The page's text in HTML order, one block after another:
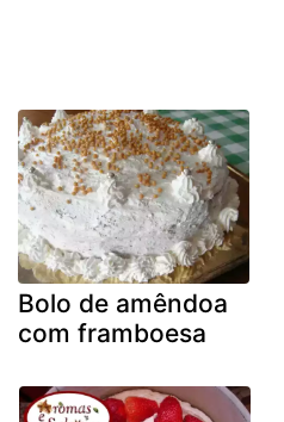
Bolo de amêndoa
com framboesa